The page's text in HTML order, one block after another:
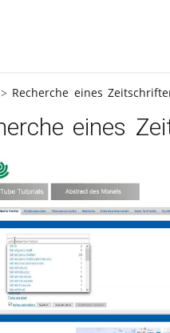
Recherche eines
eines